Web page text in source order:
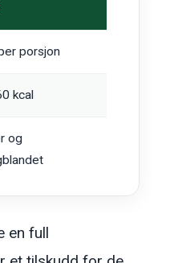
porsjon
kcal
og
en full